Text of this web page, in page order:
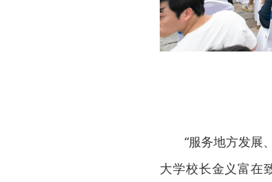
“服务地方发展
大学校长金义富在